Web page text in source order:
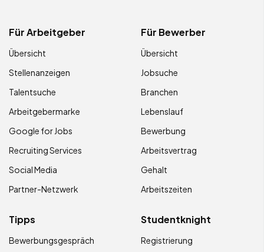
Für Arbeitgeber
Übersicht
Stellenanzeigen
Talentsuche
Arbeitgebermarke
Google for Jobs
Recruiting Services
Social Media
Partner-Netzwerk
Für Bewerber
Übersicht
Jobsuche
Branchen
Lebenslauf
Bewerbung
Arbeitsvertrag
Gehalt
Arbeitszeiten
Tipps
Bewerbungsgespräch
Studentknight
Registrierung